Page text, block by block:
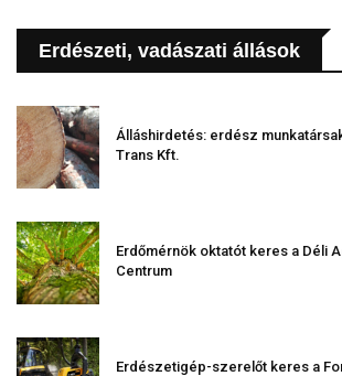
Erdészeti, vadászati állások
Álláshirdetés: erdész
Trans Kft.
Erdőmérnök oktatót keres a Déli
Centrum
Erdészetigép-szerelőt keres a